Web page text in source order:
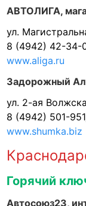
АВТОЛИГА,
ул.
8 (4942) 42-34-
www.aliga.ru
Задорожный
ул. 2-ая
8 (4942) 501-
www.shumka.biz
Горячий
Автосоюз23,